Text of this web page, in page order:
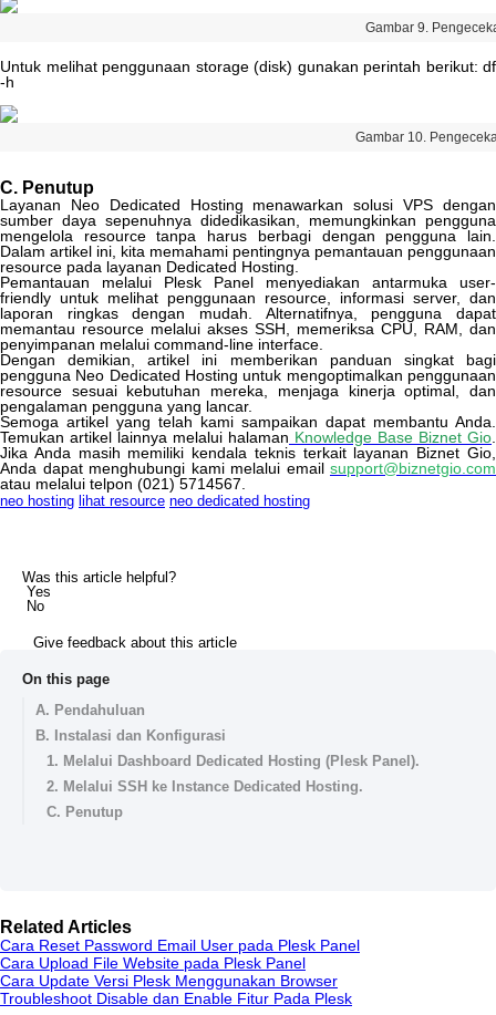
Gambar 9.
Untuk melihat penggunaan storage (disk) gunakan perintah berikut: df
-h
Gambar 10.
C. Penutup
Layanan Neo Dedicated Hosting menawarkan solusi VPS dengan
sumber daya sepenuhnya didedikasikan, memungkinkan
pengguna
mengelola
resource tanpa harus berbagi dengan pengguna lain.
Dalam artikel ini, kita memahami pentingnya pemantauan penggunaan
resource pada layanan Dedicated Hosting.
Pemantauan
melalui Plesk Panel menyediakan antarmuka user-
friendly untuk melihat penggunaan resource, informasi server, dan
laporan
ringkas dengan mudah. Alternatifnya, pengguna
dapat
memantau resource melalui akses SSH, memeriksa CPU, RAM, dan
penyimpanan melalui command-line interface.
Dengan
demikian, artikel ini memberikan panduan singkat
bagi
pengguna Neo Dedicated Hosting untuk mengoptimalkan penggunaan
resource sesuai kebutuhan mereka, menjaga kinerja optimal,
dan
pengalaman pengguna yang lancar.
Semoga artikel yang telah kami sampaikan dapat membantu Anda.
Temukan artikel lainnya melalui halaman Knowledge Base Biznet Gio.
Jika Anda masih memiliki kendala teknis terkait layanan Biznet Gio,
Anda dapat menghubungi kami melalui email support@biznetgio.com
atau melalui telpon (021) 5714567.
neo hosting lihat resource neo dedicated hosting
Was this article helpful?
Yes
No
Give feedback about this article
On this page
A. Pendahuluan
B. Instalasi dan Konfigurasi
1. Melalui Dashboard Dedicated Hosting (Plesk Panel).
2. Melalui SSH ke Instance Dedicated Hosting.
C. Penutup
Related Articles
Cara Reset Password Email User pada Plesk Panel
Cara Upload File Website pada Plesk Panel
Cara Update Versi Plesk Menggunakan Browser
Troubleshoot Disable dan Enable Fitur Pada Plesk